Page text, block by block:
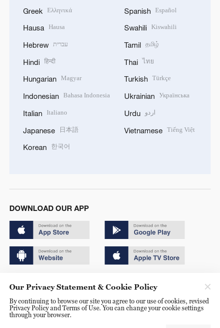
Greek Ελληνικά
Hausa Hausa
Hebrew עברית
Hindi हिन्दी
Hungarian Magyar
Indonesian Bahasa Indonesia
Italian Italiano
Japanese 日本語
Korean 한국어
Spanish Español
Swahili Kiswahili
Tamil தமிழ்
Thai ไทย
Turkish Türkçe
Ukrainian Українська
Urdu اردو
Vietnamese Tiếng Việt
DOWNLOAD OUR APP
京ICP备20000184号
京公网安备 11010502050052号
Our Privacy Statement & Cookie Policy
By continuing to browse our site you agree to our use of cookies, revised
Privacy Policy and Terms of Use. You can change your cookie settings
through your browser.